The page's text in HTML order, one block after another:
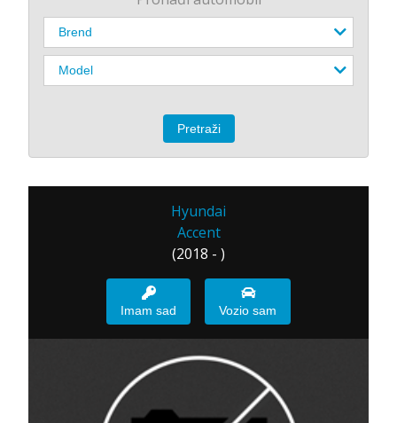
Hyundai
Accent
(2018 - )
Imam sad Vozio sam